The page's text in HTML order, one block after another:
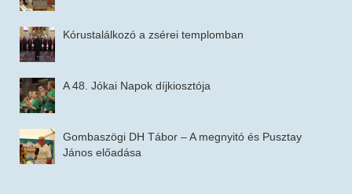
Kórustalálkozó a zsérei templomban
A 48. Jókai Napok díjkiosztója
Gombaszögi DH Tábor – A megnyitó és Pusztay
János előadása